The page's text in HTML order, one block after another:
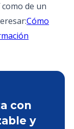
como de un
Cómo
con
y